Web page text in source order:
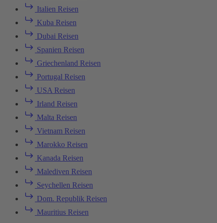
Italien Reisen
Kuba Reisen
Dubai Reisen
Spanien Reisen
Griechenland Reisen
Portugal Reisen
USA Reisen
Irland Reisen
Malta Reisen
Vietnam Reisen
Marokko Reisen
Kanada Reisen
Malediven Reisen
Seychellen Reisen
Dom. Republik Reisen
Mauritius Reisen